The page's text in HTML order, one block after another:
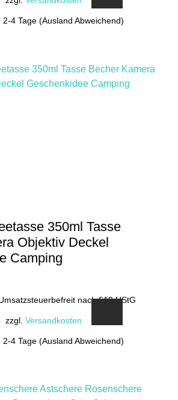
2-4 Tage (Ausland Abweichend)
350ml Tasse
Objektiv Deckel
Camping
nach §19 UStG
zzgl. Versandkosten
2-4 Tage (Ausland Abweichend)